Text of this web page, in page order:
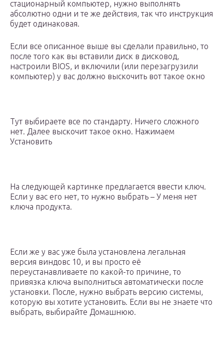
стационарный компьютер, нужно выполнять
абсолютно одни и те же действия, так что инструкция
будет одинаковая.
Если все описанное выше вы сделали правильно, то
после того как вы вставили диск в дисковод,
настроили BIOS, и включили (или перезагрузили
компьютер) у вас должно выскочить вот такое окно
Тут выбираете все по стандарту. Ничего сложного
нет. Далее выскочит такое окно. Нажимаем
Установить
На следующей картинке предлагается ввести ключ.
Если у вас его нет, то нужно выбрать – У меня нет
ключа продукта.
Если же у вас уже была установлена легальная
версия виндовс 10, и вы просто её
переустанавливаете по какой-то причине, то
привязка ключа выполниться автоматически после
установки. После, нужно выбрать версию системы,
которую вы хотите установить. Если вы не знаете что
выбрать, выбирайте Домашнюю.